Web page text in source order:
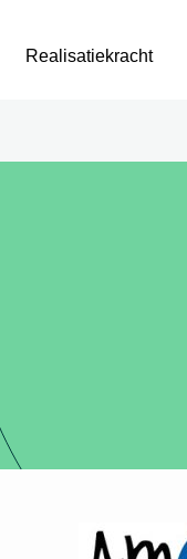
Realisatiekracht